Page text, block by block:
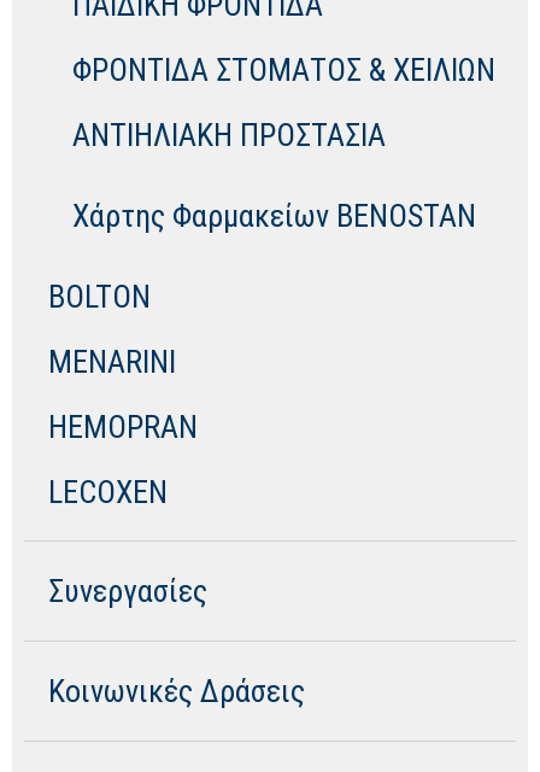
ΦΡΟΝΤΙΔΑ ΣΤΟΜΑΤΟΣ & ΧΕΙΛΙΩΝ
ΑΝΤΙΗΛΙΑΚΗ ΠΡΟΣΤΑΣΙΑ
Χάρτης Φαρμακείων BENOSTAN
BOLTON
MENARINI
HEMOPRAN
LECOXEN
Συνεργασίες
Κοινωνικές Δράσεις